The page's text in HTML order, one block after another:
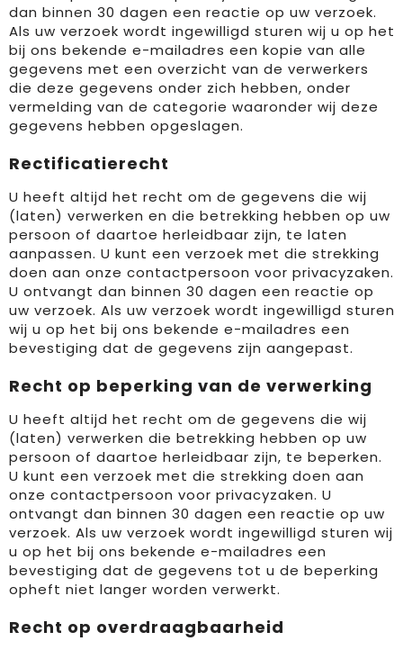
dan binnen 30 dagen een reactie op uw verzoek.
Als uw verzoek wordt ingewilligd sturen wij u op het
bij ons bekende e-mailadres een kopie van alle
gegevens met een overzicht van de verwerkers
die deze gegevens onder zich hebben, onder
vermelding van de categorie waaronder wij deze
gegevens hebben opgeslagen.
Rectificatierecht
U heeft altijd het recht om de gegevens die wij
(laten) verwerken en die betrekking hebben op uw
persoon of daartoe herleidbaar zijn, te laten
aanpassen. U kunt een verzoek met die strekking
doen aan onze contactpersoon voor privacyzaken.
U ontvangt dan binnen 30 dagen een reactie op
uw verzoek. Als uw verzoek wordt ingewilligd sturen
wij u op het bij ons bekende e-mailadres een
bevestiging dat de gegevens zijn aangepast.
Recht op beperking van de verwerking
U heeft altijd het recht om de gegevens die wij
(laten) verwerken die betrekking hebben op uw
persoon of daartoe herleidbaar zijn, te beperken.
U kunt een verzoek met die strekking doen aan
onze contactpersoon voor privacyzaken. U
ontvangt dan binnen 30 dagen een reactie op uw
verzoek. Als uw verzoek wordt ingewilligd sturen wij
u op het bij ons bekende e-mailadres een
bevestiging dat de gegevens tot u de beperking
opheft niet langer worden verwerkt.
Recht op overdraagbaarheid